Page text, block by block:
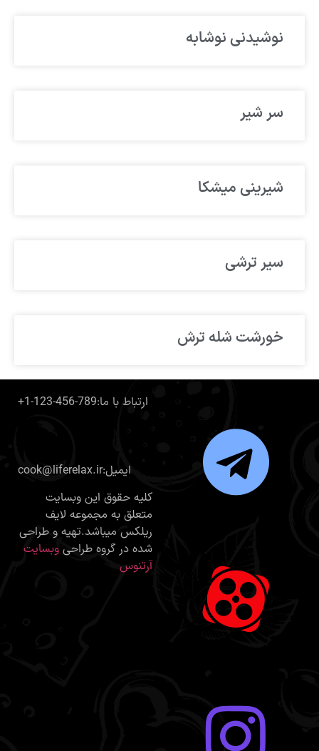
نوشیدنی نوشابه
سر شیر
شیرینی میشکا
سیر ترشی
خورشت شله ترش
+1-123-456-789:ارتباط با ما
cook@liferelax.ir:ایمیل
کلیه حقوق این وبسایت
متعلق به مجموعه لایف
ریلکس میباشد.تهیه و طراحی
شده در گروه طراحی وبسایت
آرتنوس